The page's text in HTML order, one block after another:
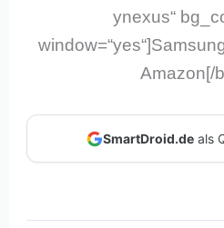
ynexus“
Amazon[/
SmartDroid.deals